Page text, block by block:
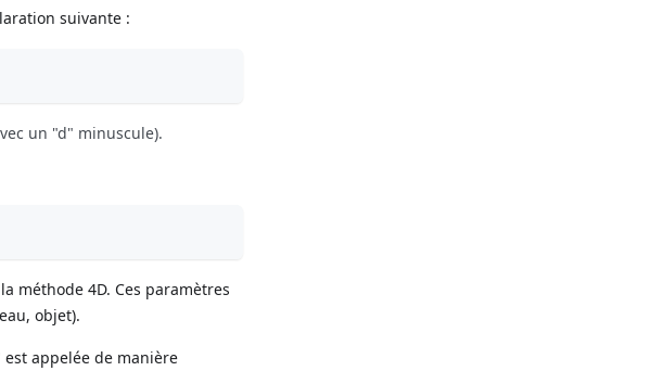
suivante :
un "d" minuscule).
méthode 4D. Ces paramètres
objet).
appelée de manière